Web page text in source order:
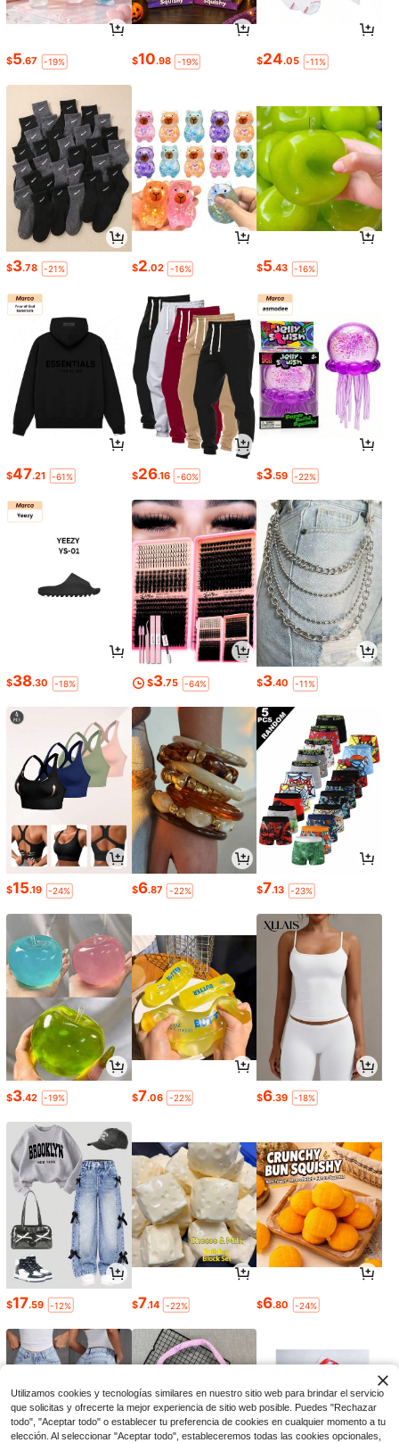
$5.67 -19% $10.98 -19% $24.05 -11%
$3.78 -21% $2.02 -16% $5.43 -16%
$47.21 -61% $26.16 -60% $3.59 -22%
$38.30 -18% $3.75 -64% $3.40 -11%
$15.19 -24% $6.87 -22% $7.13 -23%
$3.42 -19% $7.06 -22% $6.39 -18%
$17.59 -12% $7.14 -22% $6.80 -24%
Utilizamos cookies y tecnologías similares en nuestro sitio web para brindar el servicio
que solicitas y ofrecerte la mejor experiencia de sitio web posible. Puedes "Rechazar
todo", "Aceptar todo" o establecer tu preferencia de cookies en cualquier momento a tu
elección. Al seleccionar "Aceptar todo", estableceremos todas las cookies opcionales,